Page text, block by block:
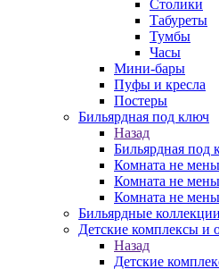
Столики
Табуреты
Тумбы
Часы
Мини-бары
Пуфы и кресла
Постеры
Бильярдная под ключ
Назад
Бильярдная под
Комната не
Комната не
Комната не
Бильярдные коллекции
Детские комплексы и
Назад
Детские